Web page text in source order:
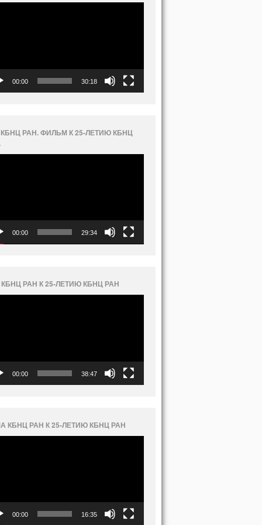
00:00 30:18
РАН. ФИЛЬМ К 25-ЛЕТИЮ КБНЦ
00:00 29:34
РАН К 25-ЛЕТИЮ КБНЦ РАН
00:00 38:47
КБНЦ РАН К 25-ЛЕТИЮ КБНЦ РАН
00:00 16:35